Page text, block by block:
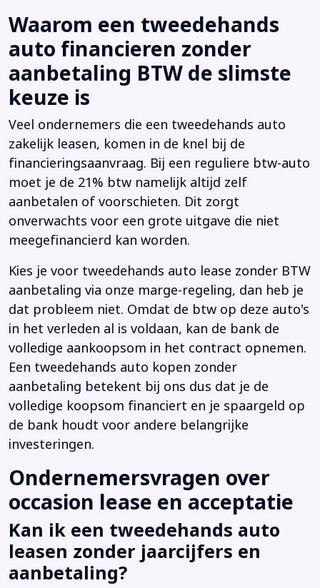
Waarom een tweedehands
auto financieren zonder
aanbetaling BTW de slimste
keuze is
Veel ondernemers die een tweedehands auto
zakelijk leasen, komen in de knel bij de
financieringsaanvraag. Bij een reguliere btw-auto
moet je de 21% btw namelijk altijd zelf
aanbetalen of voorschieten. Dit zorgt
onverwachts voor een grote uitgave die niet
meegefinancierd kan worden.
Kies je voor tweedehands auto lease zonder BTW
aanbetaling via onze marge-regeling, dan heb je
dat probleem niet. Omdat de btw op deze auto's
in het verleden al is voldaan, kan de bank de
volledige aankoopsom in het contract opnemen.
Een tweedehands auto kopen zonder
aanbetaling betekent bij ons dus dat je de
volledige koopsom financiert en je spaargeld op
de bank houdt voor andere belangrijke
investeringen.
Ondernemersvragen over
occasion lease en acceptatie
Kan ik een tweedehands auto
leasen zonder jaarcijfers en
aanbetaling?